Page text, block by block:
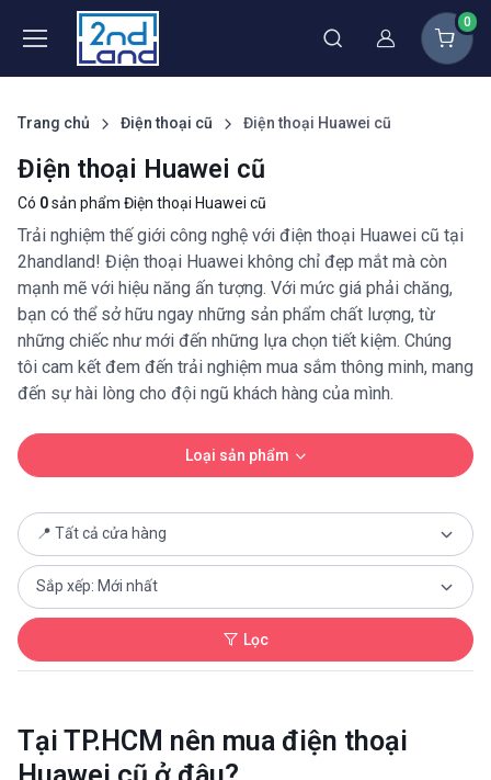
Thành viên
0
Trang chủ Điện thoại cũ Điện thoại Huawei cũ
Điện thoại Huawei cũ
Có 0sản phẩm Điện thoại Huawei cũ
Trải nghiệm thế giới công nghệ với điện thoại Huawei cũ tại
2handland! Điện thoại Huawei không chỉ đẹp mắt mà còn
mạnh mẽ với hiệu năng ấn tượng. Với mức giá phải chăng,
bạn có thể sở hữu ngay những sản phẩm chất lượng, từ
những chiếc như mới đến những lựa chọn tiết kiệm. Chúng
tôi cam kết đem đến trải nghiệm mua sắm thông minh, mang
đến sự hài lòng cho đội ngũ khách hàng của mình.
Loại sản phẩm
Lọc
Tại TP.HCM nên mua điện thoại